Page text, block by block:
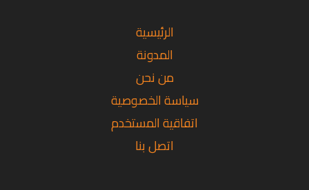
الرئيسية
المدونة
من نحن
سياسة الخصوصية
اتفاقية المستخدم
اتصل بنا